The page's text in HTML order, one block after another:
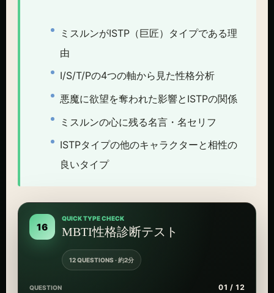
ミスルンがISTP（巨匠）タイプである理
由
I/S/T/Pの4つの軸から見た性格分析
悪魔に欲望を奪われた影響とISTPの関係
ミスルンの心に残る名言・名セリフ
ISTPタイプの他のキャラクターと相性の
良いタイプ
16
QUICK TYPE CHECK
MBTI性格診断テスト
12 QUESTIONS · 約2分
QUESTION 01 / 12